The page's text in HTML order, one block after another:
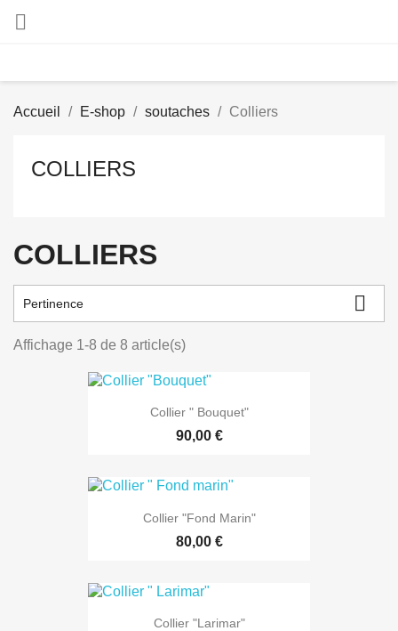

Accueil E-shop soutaches Colliers
COLLIERS
COLLIERS
Pertinence 
Affichage 1-8 de 8 article(s)
Collier " Bouquet"
90,00 €
Collier "Fond Marin"
80,00 €
Collier "Larimar"